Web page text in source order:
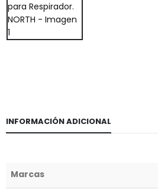
INFORMACIÓN ADICIONAL
Marcas